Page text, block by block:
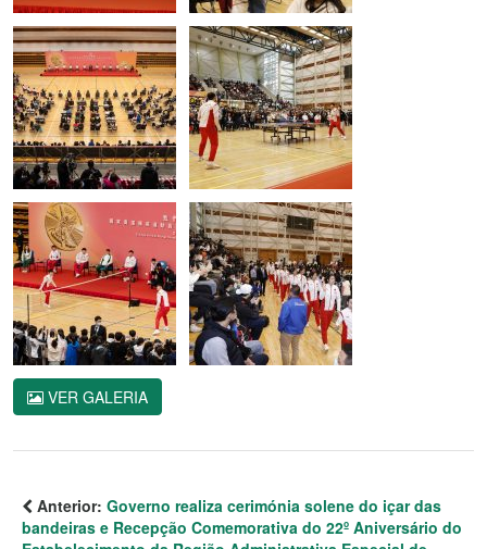
VER GALERIA
Anterior: Governo realiza cerimónia solene do içar das
bandeiras e Recepção Comemorativa do 22º Aniversário do